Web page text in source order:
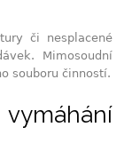
či nesplacené
Mimosoudní
souboru činností.